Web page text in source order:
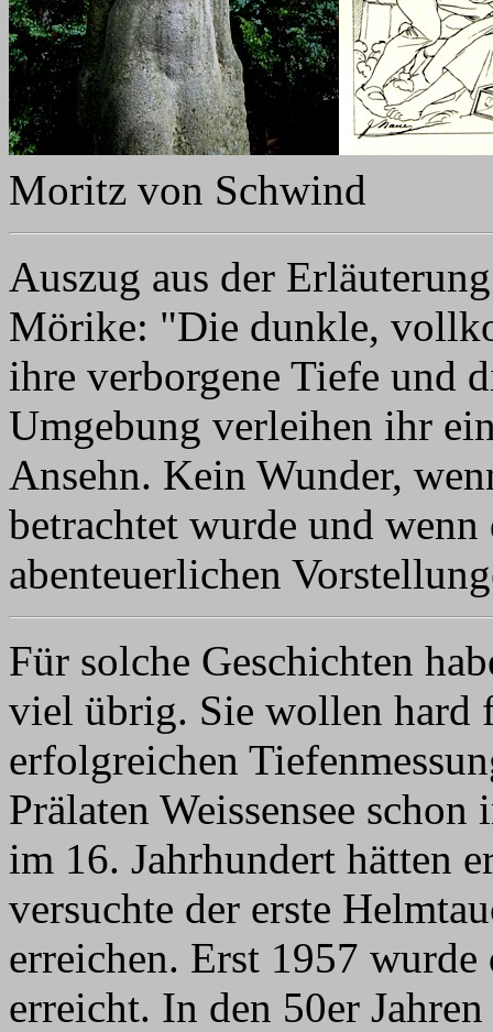
Moritz von Schwind
Auszug aus der
Mörike: "Die dunkle,
ihre verborgene Tiefe und
Umgebung verleihen ihr
Ansehn. Kein Wunder,
betrachtet wurde und
abenteuerlichen
Für solche Geschichten
viel übrig. Sie wollen hard
erfolgreichen
Prälaten Weissensee
im 16. Jahrhundert hätten
versuchte der erste
erreichen. Erst 1957
erreicht. In den 50er